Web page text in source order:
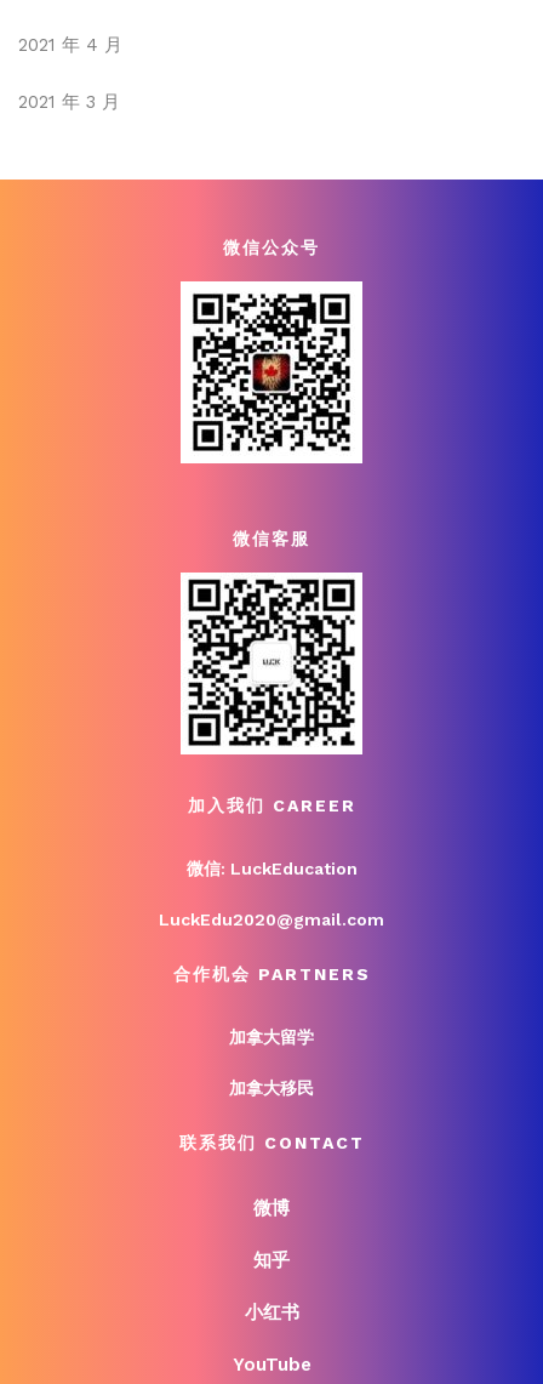
2021 年 4 月
2021 年 3 月
微信公众号
微信客服
加入我们 CAREER
微信: LuckEducation
LuckEdu2020@gmail.com
合作机会 PARTNERS
加拿大留学
加拿大移民
联系我们 CONTACT
微博
知乎
小红书
YouTube